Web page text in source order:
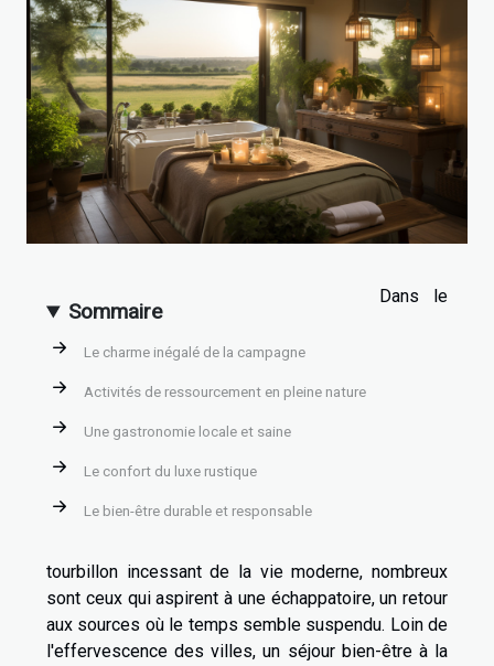
Sommaire
Le charme inégalé de la campagne
Activités de ressourcement en pleine nature
Une gastronomie locale et saine
Le confort du luxe rustique
Le bien-être durable et responsable
Dans le
tourbillon incessant de la vie moderne, nombreux
sont ceux qui aspirent à une échappatoire, un retour
aux sources où le temps semble suspendu. Loin de
l'effervescence des villes, un séjour bien-être à la